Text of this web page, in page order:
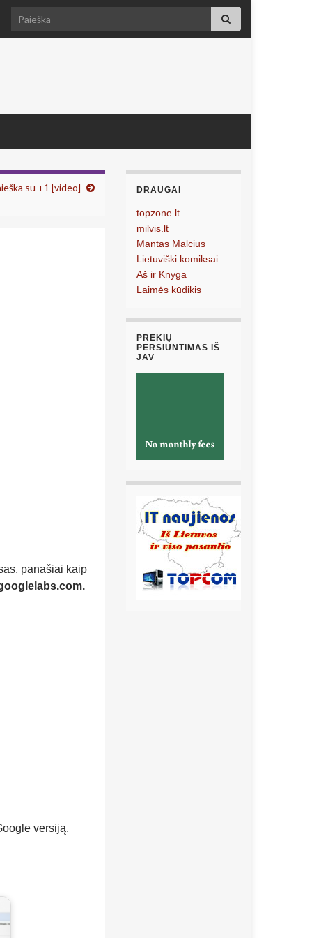
Search for:
su +1 [video]
panašiai kaip
versiją.
DRAUGAI
topzone.lt
milvis.lt
Mantas Malcius
Lietuviški komiksai
Aš ir Knyga
Laimės kūdikis
PREKIŲ
PERSIUNTIMAS IŠ
JAV